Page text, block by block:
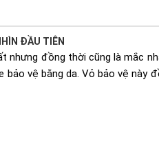
ĐẦU TIÊN
nhưng đồng thời cũng là mắc
vệ bằng da. Vỏ bảo vệ này